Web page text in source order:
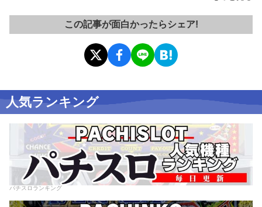
この記事が面白かったらシェア!
人気ランキング
パチスロランキング